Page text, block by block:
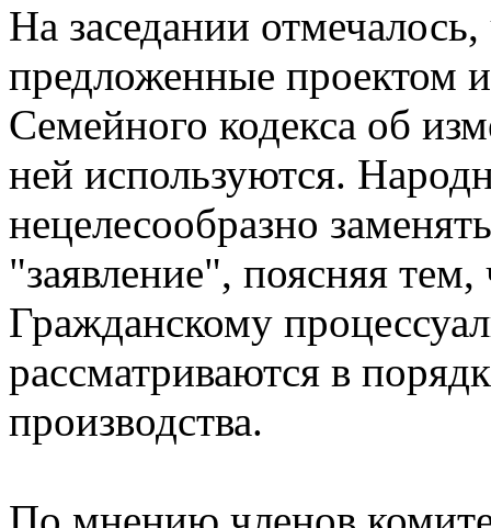
На заседании
предложенные проектом
Семейного кодекса об
ней используются.
нецелесообразно
"заявление", поясняя тем,
Гражданскому
рассматриваются в
производства.